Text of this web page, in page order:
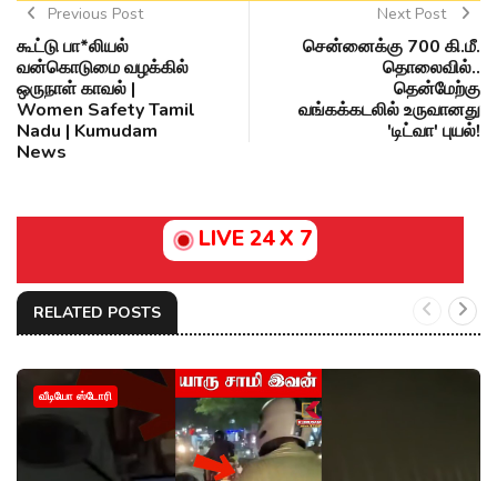
Previous Post
கூட்டு பா*லியல்
வன்கொடுமை வழக்கில்
ஒருநாள் காவல் |
Women Safety Tamil
Nadu | Kumudam
News
Next Post
சென்னைக்கு 700 கி.மீ.
தொலைவில்..
தென்மேற்கு
வங்கக்கடலில் உருவானது
'டிட்வா' புயல்!
LIVE 24 X 7
RELATED POSTS
வீடியோ ஸ்டோரி